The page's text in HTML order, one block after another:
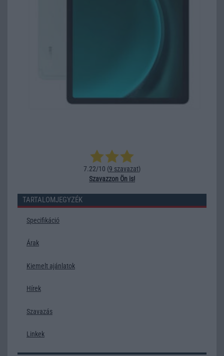
7.22/10 (9 szavazat)
Szavazzon Ön is!
TARTALOMJEGYZÉK
Specifikáció
Árak
Kiemelt ajánlatok
Hírek
Szavazás
Linkek